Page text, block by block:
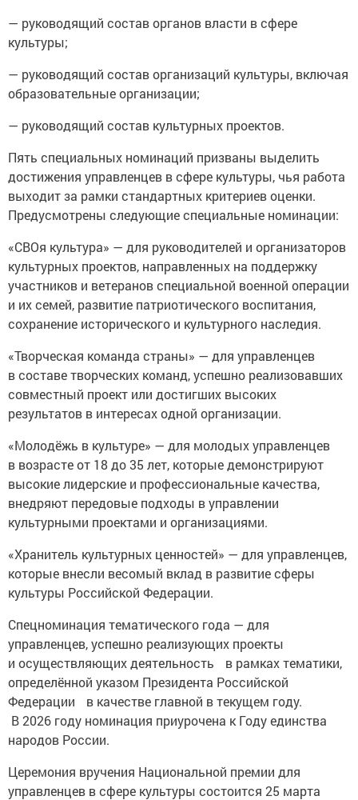
— руководящий состав органов власти в сфере
культуры;
— руководящий состав организаций культуры, включая
образовательные организации;
— руководящий состав культурных проектов.
Пять специальных номинаций призваны выделить
достижения управленцев в сфере культуры, чья работа
выходит за рамки стандартных критериев оценки.
Предусмотрены следующие специальные номинации:
«СВОя культура» — для руководителей и организаторов
культурных проектов, направленных на поддержку
участников и ветеранов специальной военной операции
и их семей, развитие патриотического воспитания,
сохранение исторического и культурного наследия.
«Творческая команда страны» — для управленцев
в составе творческих команд, успешно реализовавших
совместный проект или достигших высоких
результатов в интересах одной организации.
«Молодёжь в культуре» — для молодых управленцев
в возрасте от 18 до 35 лет, которые демонстрируют
высокие лидерские и профессиональные качества,
внедряют передовые подходы в управлении
культурными проектами и организациями.
«Хранитель культурных ценностей» — для управленцев,
которые внесли весомый вклад в развитие сферы
культуры Российской Федерации.
Спецноминация тематического года — для
управленцев, успешно реализующих проекты
и осуществляющих деятельность в рамках тематики,
определённой указом Президента Российской
Федерации в качестве главной в текущем году.
В 2026 году номинация приурочена к Году единства
народов России.
Церемония вручения Национальной премии для
управленцев в сфере культуры состоится 25 марта